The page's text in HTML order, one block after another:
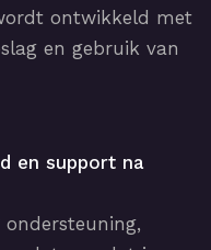
ontwikkeld met
en gebruik van
en support na